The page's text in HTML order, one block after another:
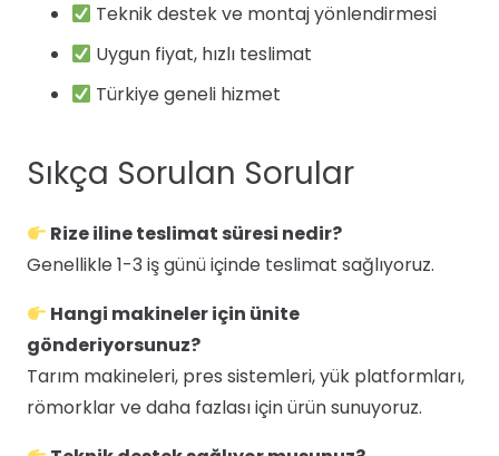
Teknik destek ve montaj yönlendirmesi
Uygun fiyat, hızlı teslimat
Türkiye geneli hizmet
Sıkça Sorulan Sorular
Rize iline teslimat süresi nedir?
Genellikle 1-3 iş günü içinde teslimat sağlıyoruz.
Hangi makineler için ünite
gönderiyorsunuz?
Tarım makineleri, pres sistemleri, yük platformları,
römorklar ve daha fazlası için ürün sunuyoruz.